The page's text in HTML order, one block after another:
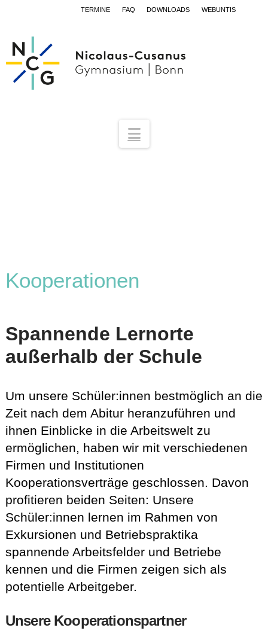
TERMINE FAQ DOWNLOADS WEBUNTIS
Navigation
Kooperationen
Spannende Lernorte
außerhalb der Schule
Um unsere Schüler:innen bestmöglich an die
Zeit nach dem Abitur heranzuführen und
ihnen Einblicke in die Arbeitswelt zu
ermöglichen, haben wir mit verschiedenen
Firmen und Institutionen
Kooperationsverträge geschlossen. Davon
profitieren beiden Seiten: Unsere
Schüler:innen lernen im Rahmen von
Exkursionen und Betriebspraktika
spannende Arbeitsfelder und Betriebe
kennen und die Firmen zeigen sich als
potentielle Arbeitgeber.
Unsere Kooperationspartner